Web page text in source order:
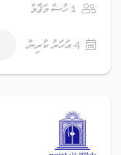
1 ހުސް މަޤާމް
4 އަހަރު ކުރިން